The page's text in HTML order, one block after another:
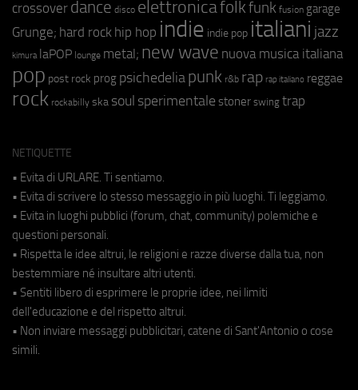
crossover dance disco elettronicafolkfunk fusion garage
Grunge; hard rock hip hop indie indie pop italiani jazz
kimura laPOP lounge metal; new wave nuova musica italiana
pop post rock prog psichedeliapunk r&b rap rap italiano reggae
rock rockabilly ska soul sperimentale stoner swing trap
NETIQUETTE
• Evita di URLARE. Ti sentiamo.
• Evita di scrivere lo stesso messaggio in più luoghi. Ti leggiamo.
• Evita in luoghi pubblici (forum, chat, community) polemiche e
questioni personali.
• Rispetta le idee altrui, le religioni e razze diverse dalla tua, non
bestemmiare né insultare altri utenti.
• Sentiti libero di esprimere le proprie idee, nei limiti
dell'educazione e del rispetto altrui.
• Non inviare messaggi pubblicitari, catene di Sant'Antonio o cose
simili.